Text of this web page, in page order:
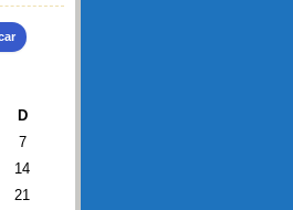
D
7
14
21